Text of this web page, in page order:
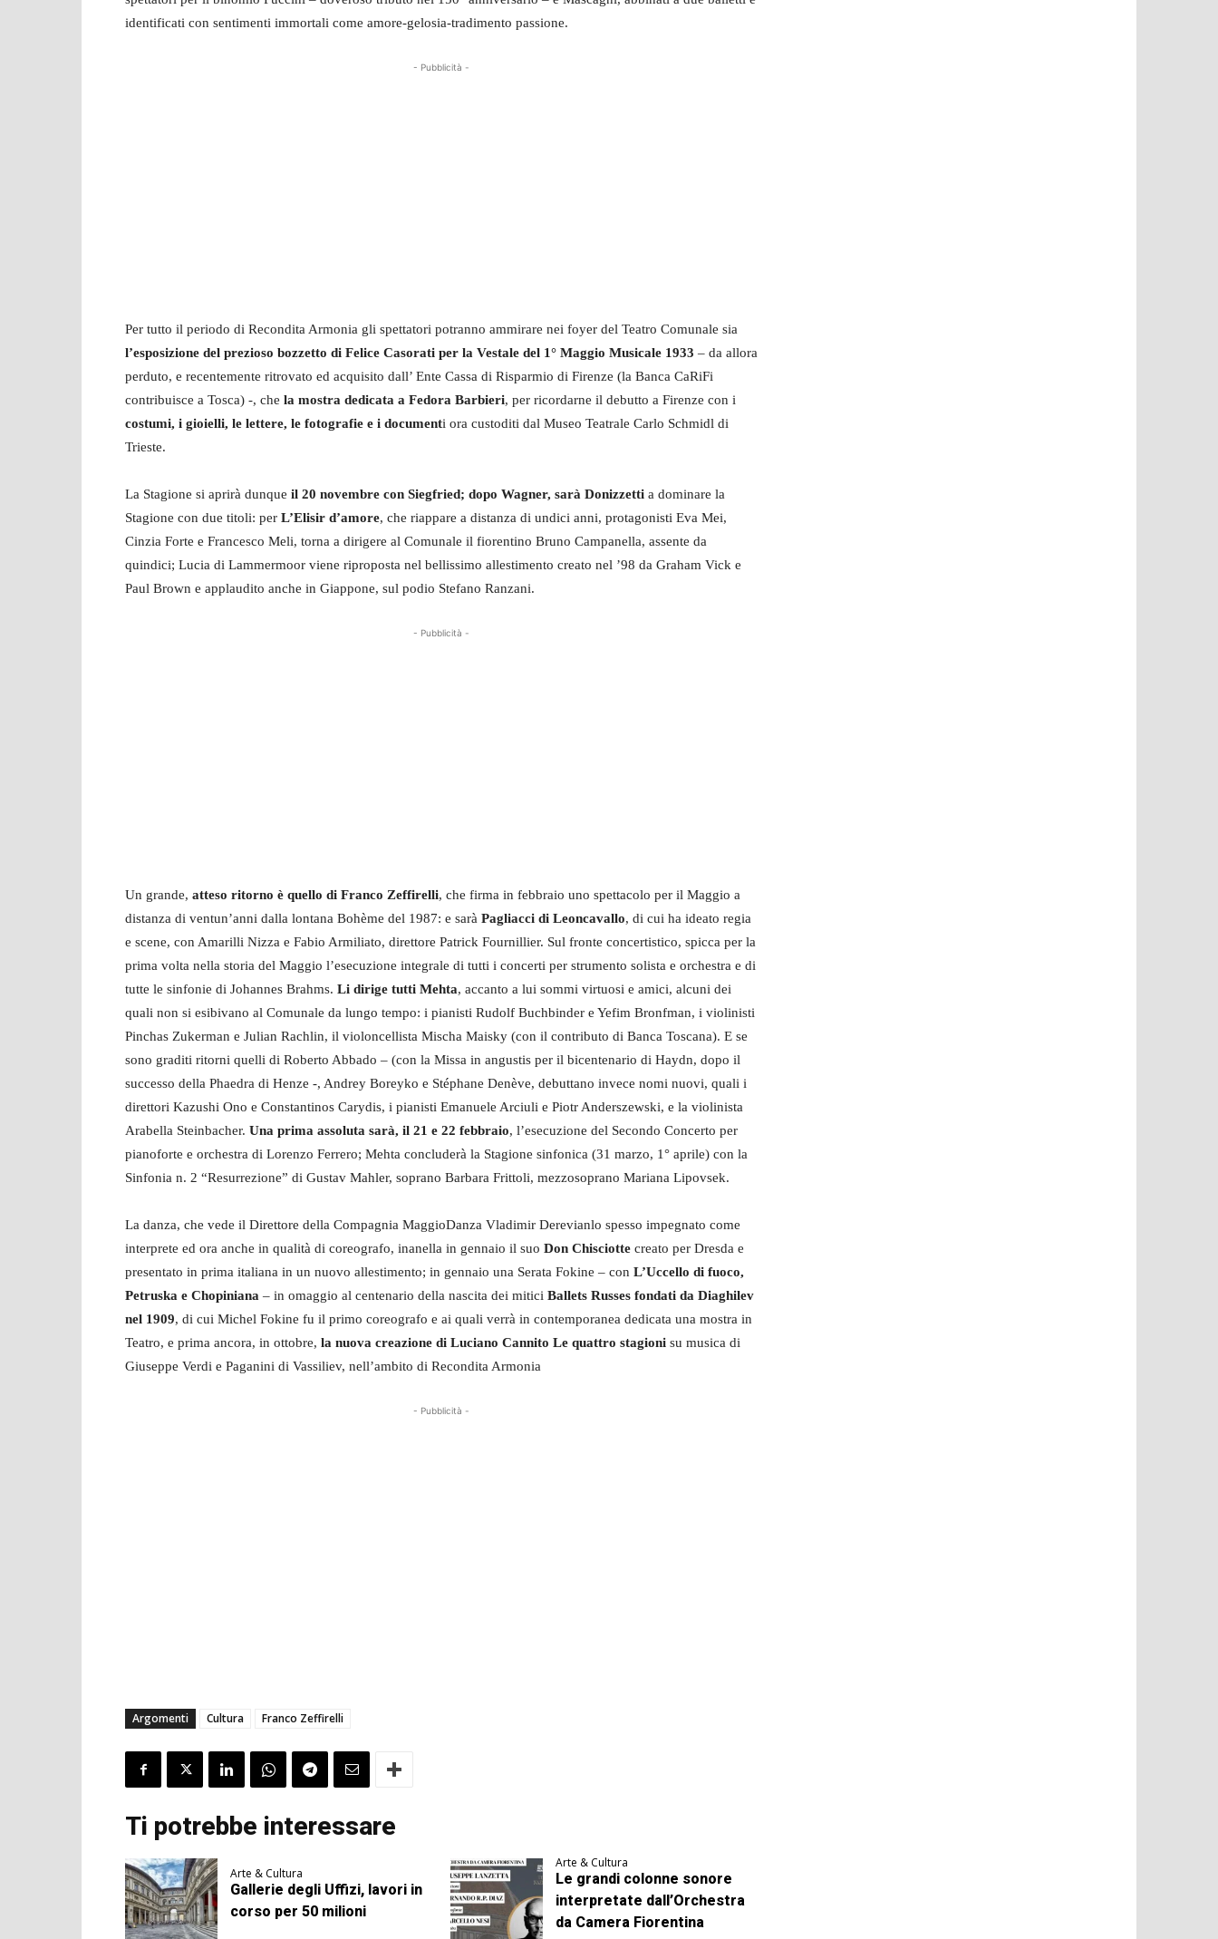
identificati con sentimenti immortali come amore-gelosia-tradimento passione.
- Pubblicità -
Per tutto il periodo di Recondita Armonia gli spettatori potranno ammirare nei foyer del Teatro Comunale sia
l’esposizione del prezioso bozzetto di Felice Casorati per la Vestale del 1° Maggio Musicale 1933 – da allora
perduto, e recentemente ritrovato ed acquisito dall’ Ente Cassa di Risparmio di Firenze (la Banca CaRiFi
contribuisce a Tosca) -, che la mostra dedicata a Fedora Barbieri, per ricordarne il debutto a Firenze con i
costumi, i gioielli, le lettere, le fotografie e i documenti ora custoditi dal Museo Teatrale Carlo Schmidl di
Trieste.
La Stagione si aprirà dunque il 20 novembre con Siegfried; dopo Wagner, sarà Donizzetti a dominare la
Stagione con due titoli: per L’Elisir d’amore, che riappare a distanza di undici anni, protagonisti Eva Mei,
Cinzia Forte e Francesco Meli, torna a dirigere al Comunale il fiorentino Bruno Campanella, assente da
quindici; Lucia di Lammermoor viene riproposta nel bellissimo allestimento creato nel ’98 da Graham Vick e
Paul Brown e applaudito anche in Giappone, sul podio Stefano Ranzani.
- Pubblicità -
Un grande, atteso ritorno è quello di Franco Zeffirelli, che firma in febbraio uno spettacolo per il Maggio a
distanza di ventun’anni dalla lontana Bohème del 1987: e sarà Pagliacci di Leoncavallo, di cui ha ideato regia
e scene, con Amarilli Nizza e Fabio Armiliato, direttore Patrick Fournillier. Sul fronte concertistico, spicca per la
prima volta nella storia del Maggio l’esecuzione integrale di tutti i concerti per strumento solista e orchestra e di
tutte le sinfonie di Johannes Brahms. Li dirige tutti Mehta, accanto a lui sommi virtuosi e amici, alcuni dei
quali non si esibivano al Comunale da lungo tempo: i pianisti Rudolf Buchbinder e Yefim Bronfman, i violinisti
Pinchas Zukerman e Julian Rachlin, il violoncellista Mischa Maisky (con il contributo di Banca Toscana). E se
sono graditi ritorni quelli di Roberto Abbado – (con la Missa in angustis per il bicentenario di Haydn, dopo il
successo della Phaedra di Henze -, Andrey Boreyko e Stéphane Denève, debuttano invece nomi nuovi, quali i
direttori Kazushi Ono e Constantinos Carydis, i pianisti Emanuele Arciuli e Piotr Anderszewski, e la violinista
Arabella Steinbacher. Una prima assoluta sarà, il 21 e 22 febbraio, l’esecuzione del Secondo Concerto per
pianoforte e orchestra di Lorenzo Ferrero; Mehta concluderà la Stagione sinfonica (31 marzo, 1° aprile) con la
Sinfonia n. 2 “Resurrezione” di Gustav Mahler, soprano Barbara Frittoli, mezzosoprano Mariana Lipovsek.
La danza, che vede il Direttore della Compagnia MaggioDanza Vladimir Derevianlo spesso impegnato come
interprete ed ora anche in qualità di coreografo, inanella in gennaio il suo Don Chisciotte creato per Dresda e
presentato in prima italiana in un nuovo allestimento; in gennaio una Serata Fokine – con L’Uccello di fuoco,
Petruska e Chopiniana – in omaggio al centenario della nascita dei mitici Ballets Russes fondati da Diaghilev
nel 1909, di cui Michel Fokine fu il primo coreografo e ai quali verrà in contemporanea dedicata una mostra in
Teatro, e prima ancora, in ottobre, la nuova creazione di Luciano Cannito Le quattro stagioni su musica di
Giuseppe Verdi e Paganini di Vassiliev, nell’ambito di Recondita Armonia
- Pubblicità -
Argomenti Cultura Franco Zeffirelli
Ti potrebbe interessare
Arte & Cultura
Gallerie degli Uffizi, lavori in
corso per 50 milioni
Arte & Cultura
Le grandi colonne sonore
interpretate dall’Orchestra
da Camera Fiorentina